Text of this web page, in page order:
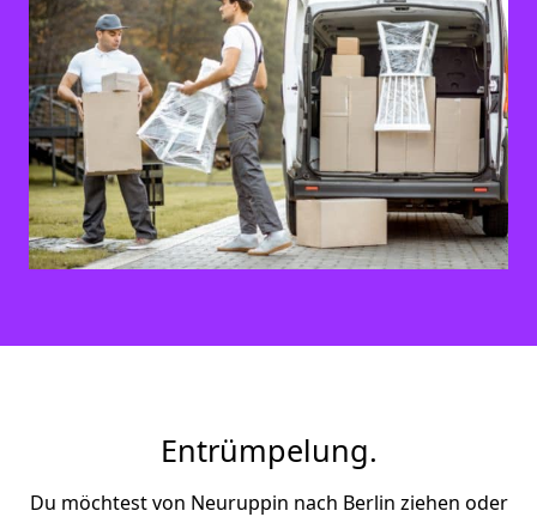
Entrümpelung.
Du möchtest von Neuruppin nach Berlin ziehen oder